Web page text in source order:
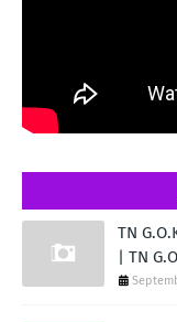
TN
| TN